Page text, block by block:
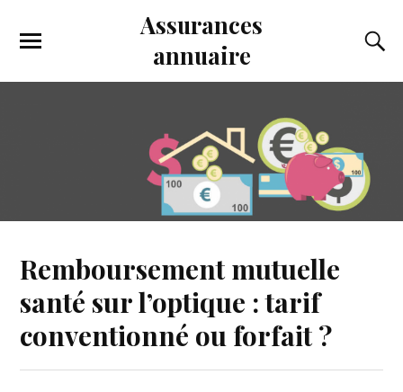
Assurances
annuaire
Remboursement mutuelle
santé sur l’optique : tarif
conventionné ou forfait ?